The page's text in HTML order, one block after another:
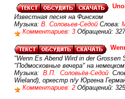
Известная песня на Финском
Музыка: В. Соловьев-Седой Слова:
Комментариев: 3 Обращений:
"Wenn Es Abend Wird in der Grossen
"Подмосковные вечера" на
Музыка:В.П. Соловьёв-Седой
Wieland), оркестр п/у Юргена
Комментариев: 2 Обращений: